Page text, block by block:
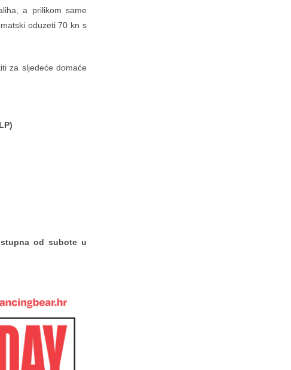
a prilikom same
oduzeti 70 kn s
za sljedeće domaće
od subote u